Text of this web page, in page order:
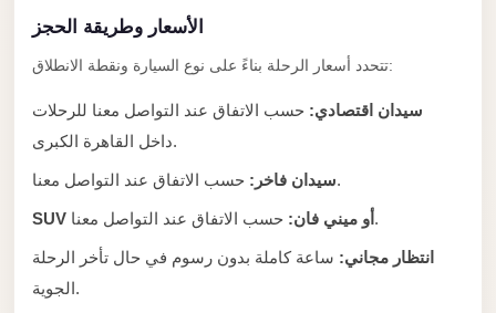
الأسعار وطريقة الحجز
تتحدد أسعار الرحلة بناءً على نوع السيارة ونقطة الانطلاق:
سيدان اقتصادي: حسب الاتفاق عند التواصل معنا للرحلات
داخل القاهرة الكبرى.
سيدان فاخر:حسب الاتفاق عند التواصل معنا.
SUV أو ميني فان:حسب الاتفاق عند التواصل معنا.
انتظار مجاني: ساعة كاملة بدون رسوم في حال تأخر الرحلة
الجوية.
from
Cairo
Sharm
Sheikh